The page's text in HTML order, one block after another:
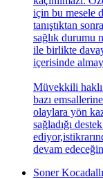
için bu mesele
tanıştıktan
sağlık durumu
ile birlikte
içerisinde
Müvekkili haklı
bazı
olaylara yön
sağladığı
devam
Soner Kocadallı